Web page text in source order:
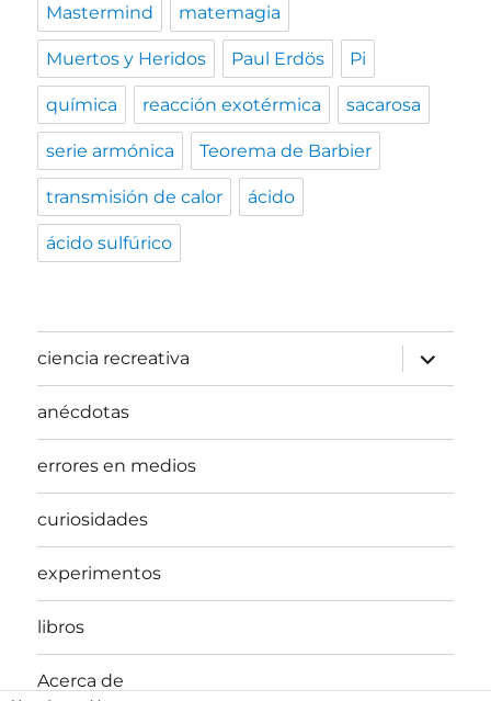
Mastermind matemagia
Muertos y Heridos Paul Erdös Pi
química reacción exotérmica sacarosa
serie armónica Teorema de Barbier
transmisión de calor ácido
ácido sulfúrico
ciencia recreativa
expande
el
menú
anécdotas
errores en medios
curiosidades
experimentos
libros
Acerca de